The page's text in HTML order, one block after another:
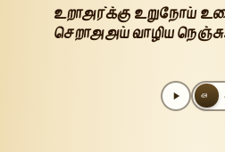
உறாஅர்க்கு உறுநோய்
செறாஅஅய் வாழிய
அ